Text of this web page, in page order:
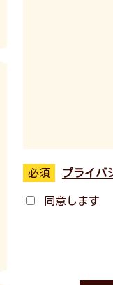
プライバ
同意します